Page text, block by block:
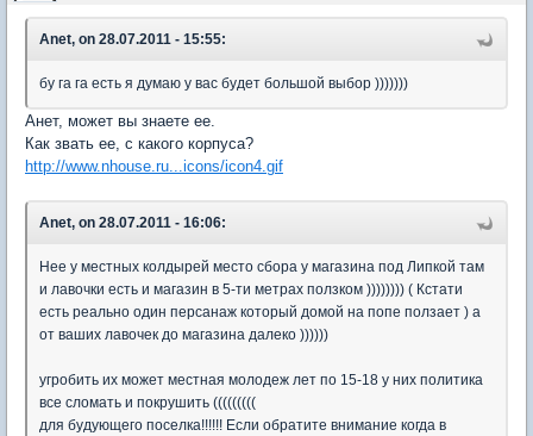
Anet, on 28.07.2011 - 15:55:
бу га га есть я думаю у вас будет большой выбор )))))))
Анет, может вы знаете ее.
Как звать ее, с какого корпуса?
http://www.nhouse.ru...icons/icon4.gif
Anet, on 28.07.2011 - 16:06:
Нее у местных колдырей место сбора у магазина под Липкой там
и лавочки есть и магазин в 5-ти метрах ползком )))))))) ( Кстати
есть реально один персанаж который домой на попе ползает ) а
от ваших лавочек до магазина далеко ))))))
угробить их может местная молодеж лет по 15-18 у них политика
все сломать и покрушить (((((((((
для будующего поселка!!!!!! Если обратите внимание когда в